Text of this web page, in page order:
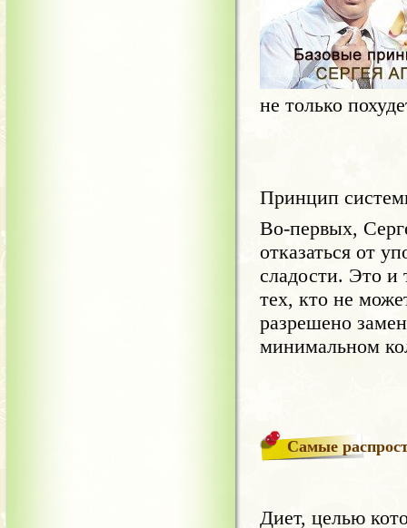
не только
Принцип
Во-первых,
отказаться от
сладости. Это и
тех, кто не
разрешено
минимальном
Самые
Диет, целью